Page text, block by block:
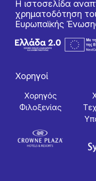
Η ιστοσελίδα
χρηματοδότηση
Ευρωπαϊκής
Χορηγοί
Χορηγός
Φιλοξενίας